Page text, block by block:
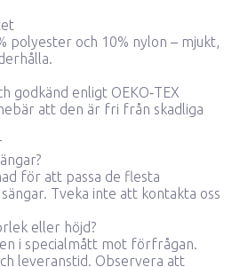
polyester och 10% nylon – mjukt,
godkänd enligt OEKO‑TEX
att den är fri från skadliga
för att passa de flesta
Tveka inte att kontakta oss
eller höjd?
i specialmått mot förfrågan.
leveranstid. Observera att